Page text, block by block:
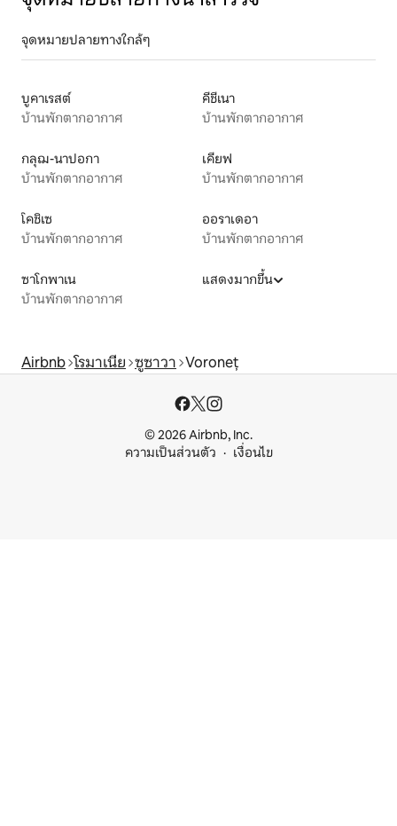
จุดหมายปลายทางใกล้ๆ
บูคาเรสต์
บ้านพักตากอากาศ
คีชีเนา
บ้านพักตากอากาศ
กลุฌ-นาปอกา
บ้านพักตากอากาศ
เคียฟ
บ้านพักตากอากาศ
โคชิเซ
บ้านพักตากอากาศ
ออราเดอา
บ้านพักตากอากาศ
ซาโกพาเน
บ้านพักตากอากาศ
แสดงมากขึ้น
Airbnb โรมาเนีย ซูซาวา Voroneț
© 2026 Airbnb, Inc.
ความเป็นส่วนตัว
เงื่อนไข